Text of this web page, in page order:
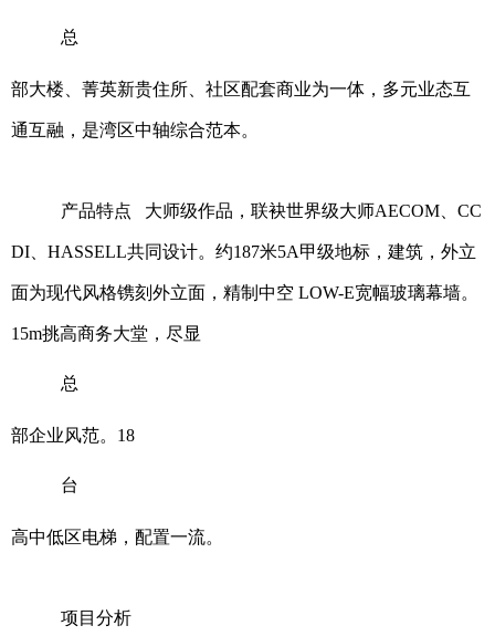
总
部大楼、菁英新贵住所、社区配套商业为一体，多元业态互
通互融，是湾区中轴综合范本。
产品特点 大师级作品，联袂世界级大师AECOM、CC
DI、HASSELL共同设计。约187米5A甲级地标，建筑，外立
面为现代风格镌刻外立面，精制中空 LOW-E宽幅玻璃幕墙。
15m挑高商务大堂，尽显
总
部企业风范。18
台
高中低区电梯，配置一流。
项目分析